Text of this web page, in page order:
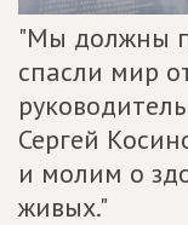
"Мы должны
спасли мир
Сергей
и молим о
живых."